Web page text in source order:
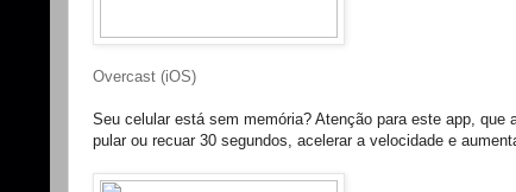
Overcast (iOS)
Seu celular está sem memória? Atenção para este app,
pular ou recuar 30 segundos, acelerar a velocidade e